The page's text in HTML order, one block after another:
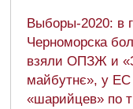
Выборы-2020: в
Черноморска
взяли ОПЗЖ и
майбутнє», у
«шарийцев» по